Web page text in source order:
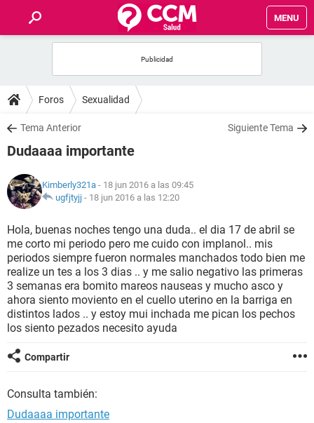
MENU
FOROS
SALUD
NUTRICIÓN
BIENESTAR
SEXUALIDAD
GLOSARIO
Foros Sexualidad
Tema Anterior Siguiente Tema
Dudaaaa importante
Kimberly321a - 18 jun 2016 a las 09:45
ugfjtyjj - 18 jun 2016 a las 12:20
Hola, buenas noches tengo una duda.. el dia 17 de abril se
me corto mi periodo pero me cuido con implanol.. mis
periodos siempre fueron normales manchados todo bien me
realize un tes a los 3 dias .. y me salio negativo las primeras
3 semanas era bomito mareos nauseas y mucho asco y
ahora siento moviento en el cuello uterino en la barriga en
distintos lados .. y estoy mui inchada me pican los pechos
los siento pezados necesito ayuda
Compartir
Consulta también:
Dudaaaa importante